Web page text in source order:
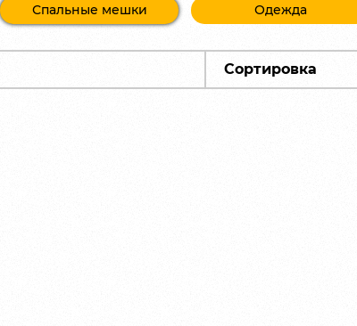
Спальные мешки Одежда